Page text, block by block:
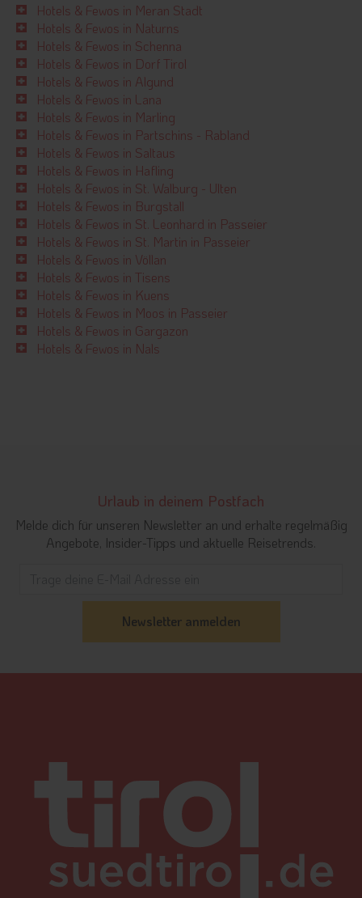
Hotels & Fewos in Meran Stadt
Hotels & Fewos in Naturns
Hotels & Fewos in Schenna
Hotels & Fewos in Dorf Tirol
Hotels & Fewos in Algund
Hotels & Fewos in Lana
Hotels & Fewos in Marling
Hotels & Fewos in Partschins - Rabland
Hotels & Fewos in Saltaus
Hotels & Fewos in Hafling
Hotels & Fewos in St. Walburg - Ulten
Hotels & Fewos in Burgstall
Hotels & Fewos in St. Leonhard in Passeier
Hotels & Fewos in St. Martin in Passeier
Hotels & Fewos in Völlan
Hotels & Fewos in Tisens
Hotels & Fewos in Kuens
Hotels & Fewos in Moos in Passeier
Hotels & Fewos in Gargazon
Hotels & Fewos in Nals
Urlaub in deinem Postfach
Melde dich für unseren Newsletter an und erhalte regelmäßig
Angebote, Insider-Tipps und aktuelle Reisetrends.